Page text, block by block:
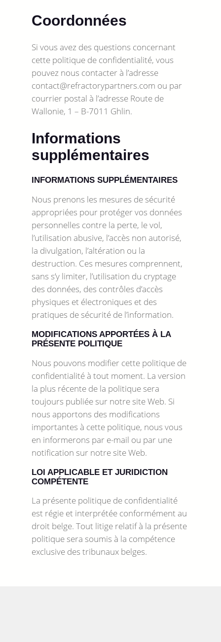
Coordonnées
Si vous avez des questions concernant
cette politique de confidentialité, vous
pouvez nous contacter à l’adresse
contact@refractorypartners.com ou par
courrier postal à l’adresse Route de
Wallonie, 1 – B-7011 Ghlin.
Informations
supplémentaires
INFORMATIONS SUPPLÉMENTAIRES
Nous prenons les mesures de sécurité
appropriées pour protéger vos données
personnelles contre la perte, le vol,
l’utilisation abusive, l’accès non autorisé,
la divulgation, l’altération ou la
destruction. Ces mesures comprennent,
sans s’y limiter, l’utilisation du cryptage
des données, des contrôles d’accès
physiques et électroniques et des
pratiques de sécurité de l’information.
MODIFICATIONS APPORTÉES À LA
PRÉSENTE POLITIQUE
Nous pouvons modifier cette politique de
confidentialité à tout moment. La version
la plus récente de la politique sera
toujours publiée sur notre site Web. Si
nous apportons des modifications
importantes à cette politique, nous vous
en informerons par e-mail ou par une
notification sur notre site Web.
LOI APPLICABLE ET JURIDICTION
COMPÉTENTE
La présente politique de confidentialité
est régie et interprétée conformément au
droit belge. Tout litige relatif à la présente
politique sera soumis à la compétence
exclusive des tribunaux belges.